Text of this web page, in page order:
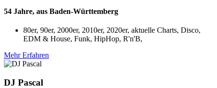
54 Jahre, aus Baden-Württemberg
80er, 90er, 2000er, 2010er, 2020er, aktuelle Charts, Disco,
EDM & House, Funk, HipHop, R'n'B,
Mehr Erfahren
DJ Pascal